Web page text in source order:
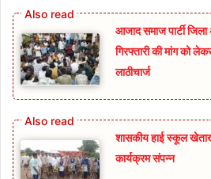
आजाद समाज पार्टी जिला
गिरफ्तारी की मांग को
लाठीचार्ज
शासकीय हाई स्कूल
कार्यक्रम संपन्न